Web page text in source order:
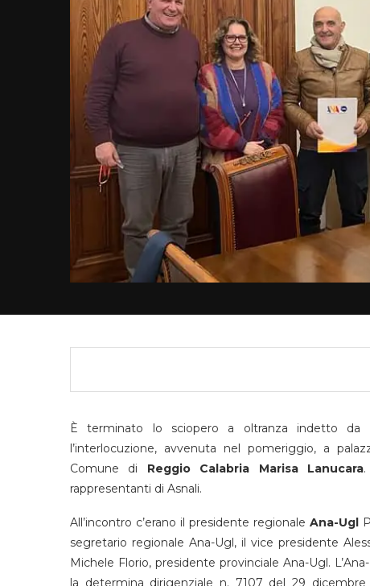
È terminato lo sciopero a oltranza indetto da
l’interlocuzione, avvenuta nel pomeriggio, a
Comune di Reggio Calabria Marisa Lanucara
rappresentanti di Asnali.
All’incontro c’erano il presidente regionale Ana-Ugl
segretario regionale Ana-Ugl, il vice presidente
Michele Florio, presidente provinciale Ana-Ugl.
la determina dirigenziale n. 7107 del 29